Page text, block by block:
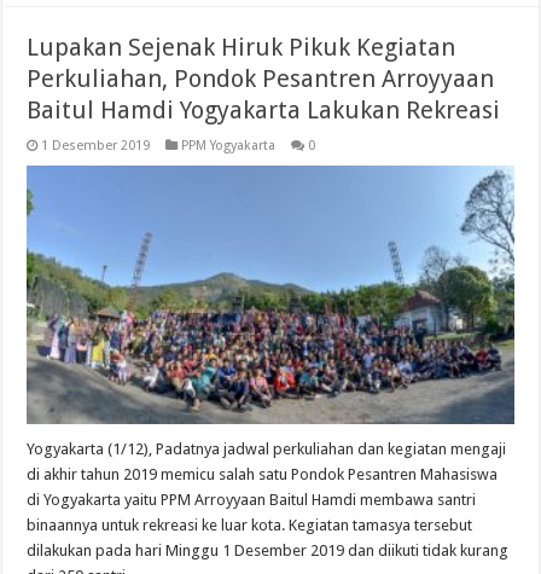
Lupakan Sejenak Hiruk Pikuk Kegiatan
Perkuliahan, Pondok Pesantren Arroyyaan
Baitul Hamdi Yogyakarta Lakukan Rekreasi
1 Desember 2019 PPM Yogyakarta 0
Yogyakarta (1/12), Padatnya jadwal perkuliahan dan kegiatan mengaji
di akhir tahun 2019 memicu salah satu Pondok Pesantren Mahasiswa
di Yogyakarta yaitu PPM Arroyyaan Baitul Hamdi membawa santri
binaannya untuk rekreasi ke luar kota. Kegiatan tamasya tersebut
dilakukan pada hari Minggu 1 Desember 2019 dan diikuti tidak kurang